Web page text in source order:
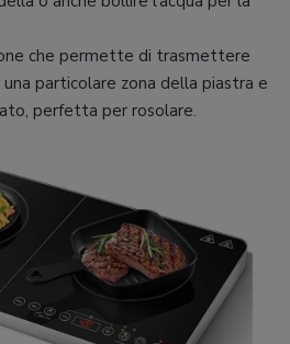
che permette di trasmettere
particolare zona della piastra e
perfetta per rosolare.